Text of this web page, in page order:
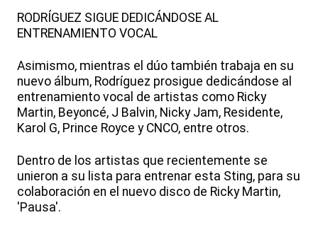
RODRÍGUEZ SIGUE DEDICÁNDOSE AL
ENTRENAMIENTO VOCAL
Asimismo, mientras el dúo también trabaja en su
nuevo álbum, Rodríguez prosigue dedicándose al
entrenamiento vocal de artistas como Ricky
Martin, Beyoncé, J Balvin, Nicky Jam, Residente,
Karol G, Prince Royce y CNCO, entre otros.
Dentro de los artistas que recientemente se
unieron a su lista para entrenar esta Sting, para su
colaboración en el nuevo disco de Ricky Martin,
'Pausa'.